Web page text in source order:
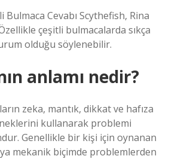
Cevabı Scythefish, Rina
çeşitli bulmacalarda sıkça
olduğu söylenebilir.
anlamı nedir?
zeka, mantık, dikkat ve hafıza
kullanarak problemi
Genellikle bir kişi için oynanan
mekanik biçimde problemlerden